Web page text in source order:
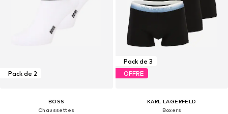
Pack de 2
BOSS
Chaussettes
Pack de 3
OFFRE
KARL LAGERFELD
Boxers